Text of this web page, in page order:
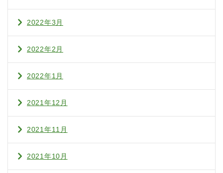
2022年3月
2022年2月
2022年1月
2021年12月
2021年11月
2021年10月